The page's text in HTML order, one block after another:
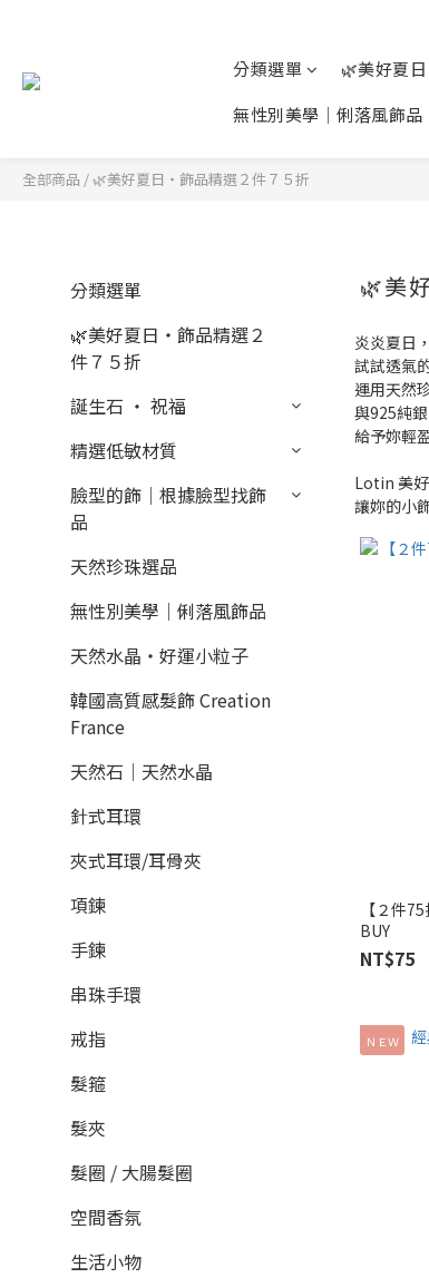
分類選單 🌿美好夏
無性別美學│俐落風飾品
全部商品 / 🌿美好夏日‧飾品精選２件７５折
分類選單
🌿美好夏日‧飾品精選２
件７５折
誕生石 ‧ 祝福
精選低敏材質
臉型的飾│根據臉型找飾
品
天然珍珠選品
無性別美學│俐落風飾品
天然水晶‧好運小粒子
韓國高質感髮飾 Creation
France
天然石│天然水晶
針式耳環
夾式耳環/耳骨夾
項鍊
手鍊
串珠手環
戒指
髮箍
髮夾
髮圈 / 大腸髮圈
空間香氛
生活小物
🌿美
炎炎夏日
試試透氣
運用天然
與925純
給予妳輕
Lotin 美
讓妳的小
【２件
BUY
NT$75
ＮＥＷ